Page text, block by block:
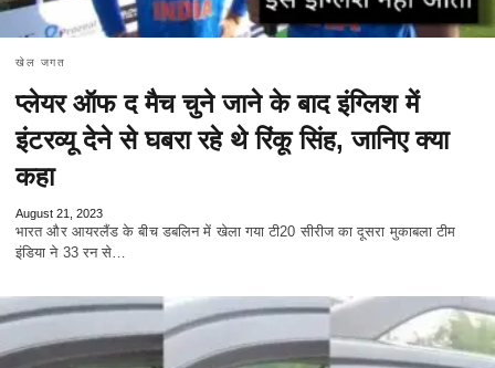
खेल जगत
प्लेयर ऑफ द मैच चुने जाने के बाद इंग्लिश में
इंटरव्यू देने से घबरा रहे थे रिंकू सिंह, जानिए क्या
कहा
August 21, 2023
भारत और आयरलैंड के बीच डबलिन में खेला गया टी20 सीरीज का दूसरा मुकाबला टीम
इंडिया ने 33 रन से…